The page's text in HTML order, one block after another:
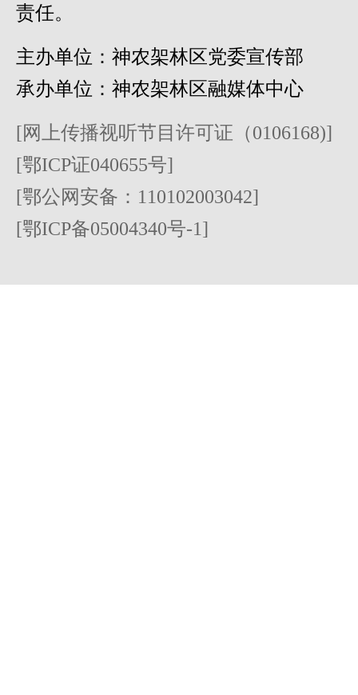
责任。
主办单位：神农架林区党委宣传部
承办单位：神农架林区融媒体中心
[网上传播视听节目许可证（0106168)]
[鄂ICP证040655号]
[鄂公网安备：110102003042]
[鄂ICP备05004340号-1]